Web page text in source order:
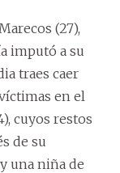
(27),
imputó a su
traes caer
en el
cuyos restos
de su
una niña de